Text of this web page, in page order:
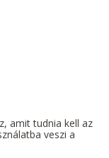
amit tudnia kell az
veszi a